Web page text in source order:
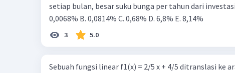
setiap bulan, besar suku bunga per tahun dari
0,0068% B. 0,0814% C. 0,68% D. 6,8% Ε. 8,14%
3 5.0
Sebuah fungsi linear f1(x) = 2/5 x + 4/5 ditranslasi ke